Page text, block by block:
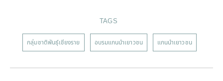
TAGS
กลุ่มชาติพันธุ์เชียงราย อบรมแกนนำเยาวชน แกนนำเยาวชน